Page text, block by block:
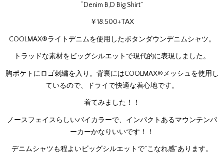
“Denim B,D Big Shirt”
￥18.500+TAX
COOLMAX®ライトデニムを使用したボタンダウンデニムシャツ。
トラッドな素材をビッグシルエットで現代的に表現しました。
胸ポケトにロゴ刺繍を入り。背裏にはCOOLMAX®メッシュを使用し
ているので、ドライで快適な着心地です。
着てみました！！
ノースフェイスらしいバイカラーで、インパクトあるマウンテンパ
ーカーかなりいいです！！
デニムシャツも程よいビッグシルエットで”こなれ感”あります。